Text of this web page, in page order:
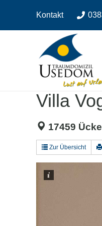
Navigation
Kontakt
Villa
17459
Zur Übersicht